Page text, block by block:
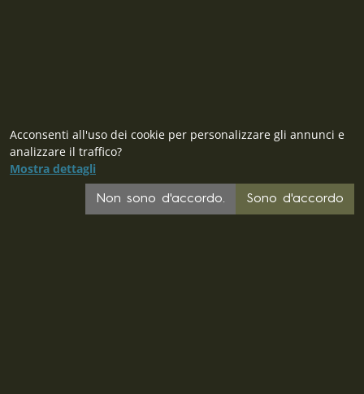
Acconsenti all'uso dei cookie per personalizzare gli annunci e
analizzare il traffico?
Mostra dettagli
Non sono d'accordo. Sono d'accordo